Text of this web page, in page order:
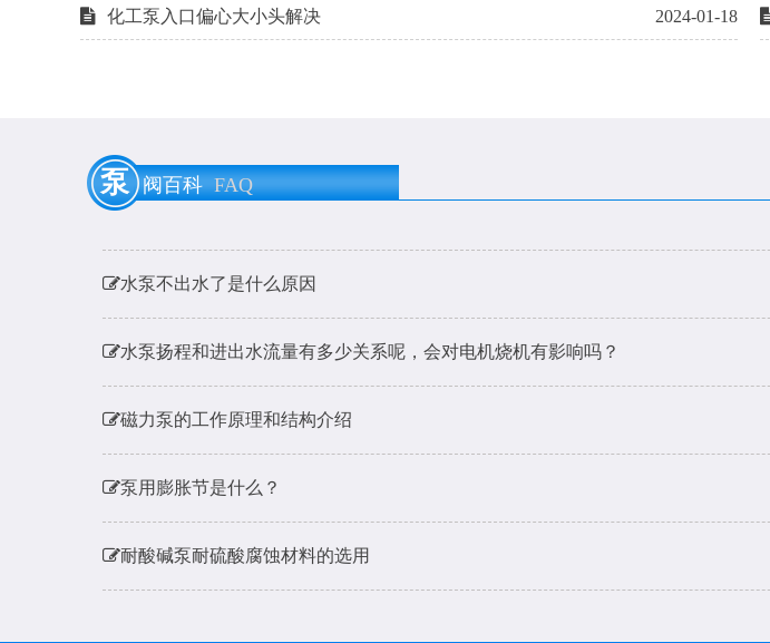
化工泵入口偏心大小头解决 2024-01-18
泵 阀百科 FAQ
耐酸碱泵耐硫酸腐蚀材料的选用